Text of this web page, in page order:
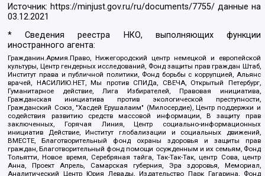
Источник: https://minjust.gov.ru/ru/documents/7755/ данные на
03.12.2021
* Сведения реестра НКО, выполняющих функции
иностранного агента:
Гражданин.Армия.Право, Нижегородский центр немецкой и европейской
культуры, Центр гендерных исследований, Фонд защиты прав граждан Штаб,
Институт права и публичной политики, Фонд борьбы с коррупцией, Альянс
врачей, НАСИЛИЮ.НЕТ, Мы против СПИДа, СВЕЧА, Открытый Петербург,
Гуманитарное действие, Лига Избирателей, Правовая инициатива,
Гражданская инициатива против экологической преступности,
Гражданский Союз, "Хасдей Ерушалаим" (Милосердие), Центр поддержки и
содействия развитию средств массовой информации, В защиту прав
заключенных, Горячая Линия, Центр социально-информационных
инициатив Действие, Институт глобализации и социальных движений,
ВМЕСТЕ, Благотворительный фонд охраны здоровья и защиты прав
граждан, Благотворительный фонд помощи осужденным и их семьям, Фонд
Тольятти, Новое время, Серебряная тайга, Так-Так-Так, центр Сова, центр
Анна, Проект Апрель, Самарская губерния, Эра здоровья, Мемориал,
Аналитический Центр Юрия Левады, Издательство Парк Гагарина, Фонд